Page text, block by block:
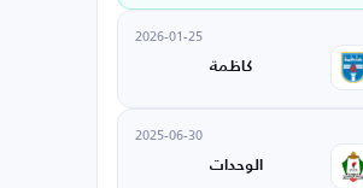
2026-01-25
كاظمة
2025-06-30
الوحدات